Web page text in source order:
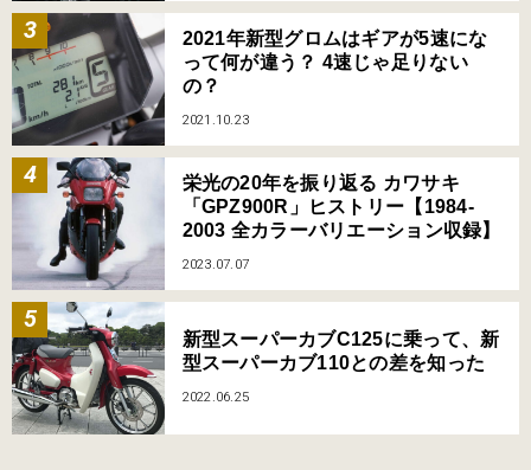
2021年新型グロムはギアが5速にな
って何が違う？ 4速じゃ足りない
の？
2021.10.23
栄光の20年を振り返る カワサキ
「GPZ900R」ヒストリー【1984-
2003 全カラーバリエーション収録】
2023.07.07
新型スーパーカブC125に乗って、新
型スーパーカブ110との差を知った
2022.06.25